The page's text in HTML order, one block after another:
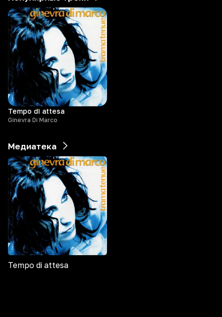
Tempo di attesa
Ginevra Di Marco
Медиатека
Tempo di attesa